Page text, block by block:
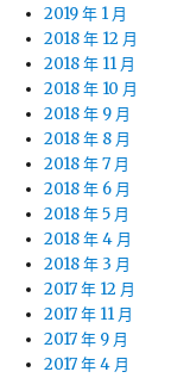
2019 年 1 月
2018 年 12 月
2018 年 11 月
2018 年 10 月
2018 年 9 月
2018 年 8 月
2018 年 7 月
2018 年 6 月
2018 年 5 月
2018 年 4 月
2018 年 3 月
2017 年 12 月
2017 年 11 月
2017 年 9 月
2017 年 4 月